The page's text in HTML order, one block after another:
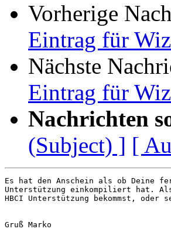
Vorherige
Eintrag für
Nächste
Eintrag für
Nachrichten
(Subject) ] [
Es hat den Anschein als ob Deine
Unterstützung einkompiliert hat.
HBCI Unterstützung bekommst, oder
Gruß Marko